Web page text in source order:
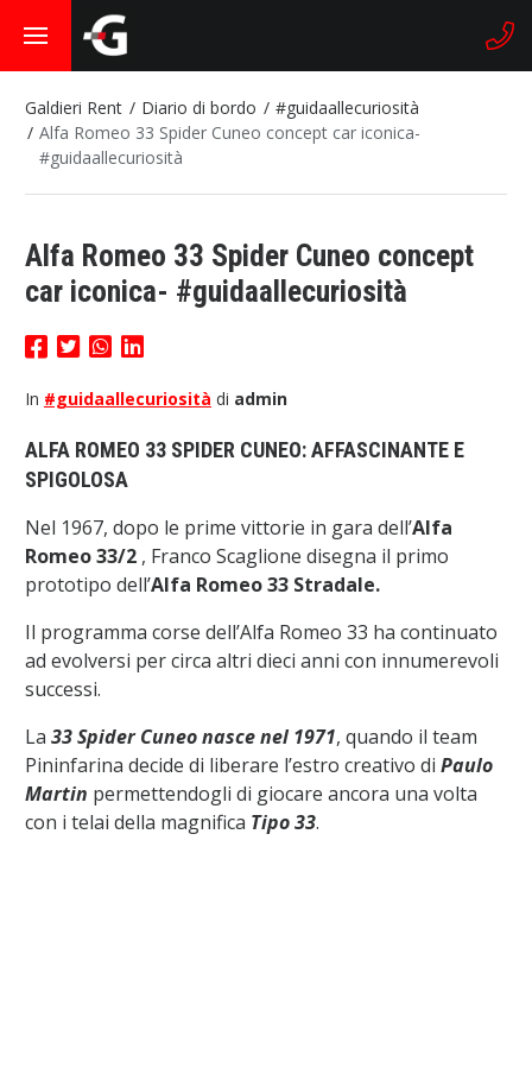
Galdieri Rent Diario di bordo
#guidaallecuriosità
Alfa Romeo 33 Spider Cuneo concept car iconica-
#guidaallecuriosità
Alfa Romeo 33 Spider Cuneo concept
car iconica- #guidaallecuriosità
In #guidaallecuriosità di admin
ALFA ROMEO 33 SPIDER CUNEO: AFFASCINANTE E
SPIGOLOSA
Nel 1967, dopo le prime vittorie in gara dell’Alfa
Romeo 33/2, Franco Scaglione disegna il primo
prototipo dell’Alfa Romeo 33 Stradale.
Il programma corse dell’Alfa Romeo 33 ha continuato
ad evolversi per circa altri dieci anni con innumerevoli
successi.
La 33 Spider Cuneo nasce nel 1971, quando il team
Pininfarina decide di liberare l’estro creativo di Paulo
Martin permettendogli di giocare ancora una volta
con i telai della magnifica Tipo 33.